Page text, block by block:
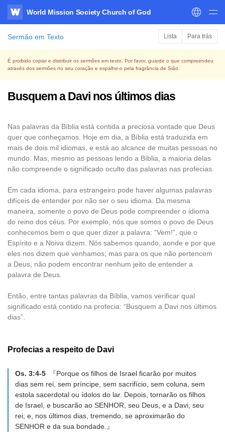
WATV
World Mission Society Church of God
Sermão em Texto Lista Para trás
É proibido copiar e distribuir os sermões em texto. Por favor, guarde o que compreendeu
através dos sermões no seu coração e espalhe-o pela fragrância de Sião.
Busquem a Davi nos últimos dias
Nas palavras da Bíblia está contida a preciosa vontade que Deus
quer que conheçamos. Hoje em dia, a Bíblia está traduzida em
mais de dois mil idiomas, e está ao alcance de muitas pessoas no
mundo. Mas, mesmo as pessoas lendo a Bíblia, a maioria delas
não compreende o significado oculto das palavras nas profecias.
Em cada idioma, para estrangeiro pode haver algumas palavras
difíceis de entender por não ser o seu idioma. Da mesma
maneira, somente o povo de Deus pode compreender o idioma
do reino dos céus. Por exemplo, nós que somos o povo de Deus
conhecemos bem o que quer dizer a palavra: “Vem!”, que o
Espírito e a Noiva dizem. Nós sabemos quando, aonde e por que
eles nos dizem que venhamos; mas para os que não pertencem
a Deus, não podem encontrar nenhum jeito de entender a
palavra de Deus.
Então, entre tantas palavras da Bíblia, vamos verificar qual
significado está contido na profecia: “Busquem a Davi nos últimos
dias”.
Profecias a respeito de Davi
Os. 3:4-5
『Porque os filhos de Israel ficarão por muitos
dias sem rei, sem príncipe, sem sacrifício, sem coluna, sem
estola sacerdotal ou ídolos do lar. Depois, tornarão os filhos
de Israel, e buscarão ao SENHOR, seu Deus, e a Davi, seu
rei; e, nos últimos dias, tremendo, se aproximarão do
SENHOR e da sua bondade.』